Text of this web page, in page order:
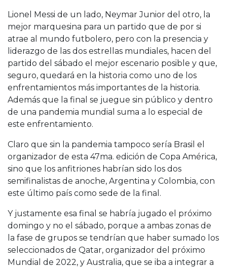
Lionel Messi de un lado, Neymar Junior del otro, la
mejor marquesina para un partido que de por si
atrae al mundo futbolero, pero con la presencia y
liderazgo de las dos estrellas mundiales, hacen del
partido del sábado el mejor escenario posible y que,
seguro, quedará en la historia como uno de los
enfrentamientos más importantes de la historia.
Además que la final se juegue sin público y dentro
de una pandemia mundial suma a lo especial de
este enfrentamiento.
Claro que sin la pandemia tampoco sería Brasil el
organizador de esta 47ma. edición de Copa América,
sino que los anfitriones habrían sido los dos
semifinalistas de anoche, Argentina y Colombia, con
este último país como sede de la final.
Y justamente esa final se habría jugado el próximo
domingo y no el sábado, porque a ambas zonas de
la fase de grupos se tendrían que haber sumado los
seleccionados de Qatar, organizador del próximo
Mundial de 2022, y Australia, que se iba a integrar a